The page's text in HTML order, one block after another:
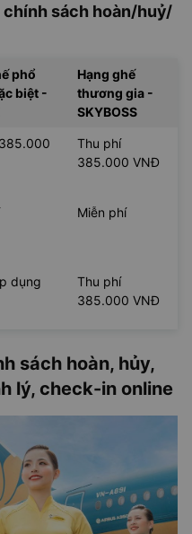
sách hoàn/huỷ/
phổ
biệt -
Hạng ghế
thương gia -
SKYBOSS
Thu phí
385.000 VNĐ
Miễn phí
dụng
Thu phí
385.000 VNĐ
sách hoàn, hủy,
lý, check-in online